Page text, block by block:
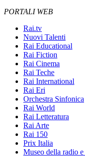
PORTALI WEB
Rai.tv
Nuovi Talenti
Rai Educational
Rai Fiction
Rai Cinema
Rai Teche
Rai International
Rai Eri
Orchestra Sinfonica
Rai World
Rai Letteratura
Rai Arte
Rai 150
Prix Italia
Museo della radio